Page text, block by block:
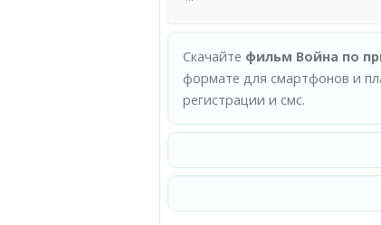
Скачайте фильм Война по
формате для смартфонов и
регистрации и смс.